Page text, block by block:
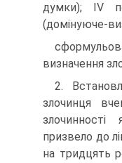
думки); IV
(домінуюче-
визначення
2.
злочинця
призвело до
на тридцять